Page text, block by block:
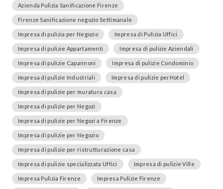
Azienda Pulizia Sanificazione Firenze
Firenze Sanificazione negozio Settimanale
Impresa di pulizia per Negozio Impresa di Pulizia Uffici
Impresa di pulizie Appartamenti Impresa di pulizie Aziendali
Impresa di pulizie Capannoni Impresa di pulizie Condominio
Impresa di pulizie Industriali Impresa di pulizie perHotel
Impresa di pulizie per muratura casa
Impresa di pulizie per Negozi
Impresa di pulizie per Negozi a Firenze
Impresa di pulizie per Negozio
Impresa di pulizie per ristrutturazione casa
Impresa di pulizie specializzata Uffici Impresa di pulizie Ville
Impresa Pulizia Firenze Impresa Pulizie Firenze